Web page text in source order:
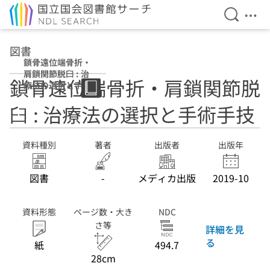
検索を
メ
図書
鎖骨遠位端骨折・
肩鎖関節脱臼 : 治
療法の選択と手術
手技
鎖骨遠位端骨折・肩鎖関節脱
臼 : 治療法の選択と手術手技
資料種別
図書
著者
-
出版者
メディカ出版
出版年
2019-10
資料形態
紙
ページ数・大き
さ等
28cm
NDC
494.7
詳細を見
る